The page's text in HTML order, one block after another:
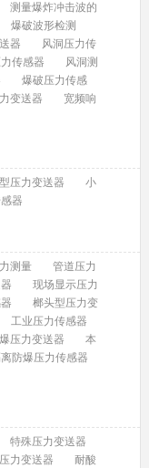
测量爆炸冲击波的
爆破波形检测
器
风洞压力传
传感器
风洞测
爆破压力传感
变送器
宽频响
压力变送器
小
器
测量
管道压力
现场显示压力
榔头型压力变
工业压力传感器
压力变送器
本
离防爆压力传感器
特殊压力变送器
力变送器
耐酸